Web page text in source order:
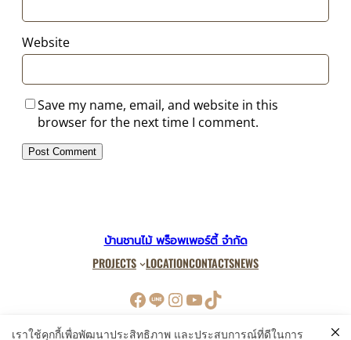
Website
Save my name, email, and website in this
browser for the next time I comment.
บ้านชานไม้ พร็อพเพอร์ตี้ จำกัด
PROJECTS LOCATIONCONTACTSNEWS
Facebook LINE InstagramYouTube TikTok
เราใช้คุกกี้เพื่อพัฒนาประสิทธิภาพ และประสบการณ์ที่ดีในการ